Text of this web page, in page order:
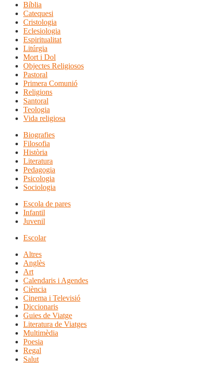
Bíblia
Catequesi
Cristologia
Eclesiologia
Espiritualitat
Litúrgia
Mort i Dol
Objectes Religiosos
Pastoral
Primera Comunió
Religions
Santoral
Teologia
Vida religiosa
Biografies
Filosofia
Història
Literatura
Pedagogia
Psicologia
Sociologia
Escola de pares
Infantil
Juvenil
Escolar
Altres
Anglès
Art
Calendaris i Agendes
Ciència
Cinema i Televisió
Diccionaris
Guies de Viatge
Literatura de Viatges
Multimèdia
Poesia
Regal
Salut